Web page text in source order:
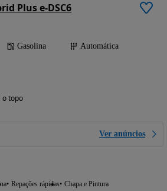
Plus e-DSC6
Gasolina
Automática
o topo
Ver anúncios
Repações rápidas Chapa e Pintura